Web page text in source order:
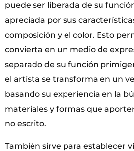
puede ser liberada de su
apreciada por sus
composición y el color. Esto
convierta en un medio de
separado de su función
el artista se transforma en un
basando su experiencia en la
materiales y formas que
no escrito.
También sirve para establecer